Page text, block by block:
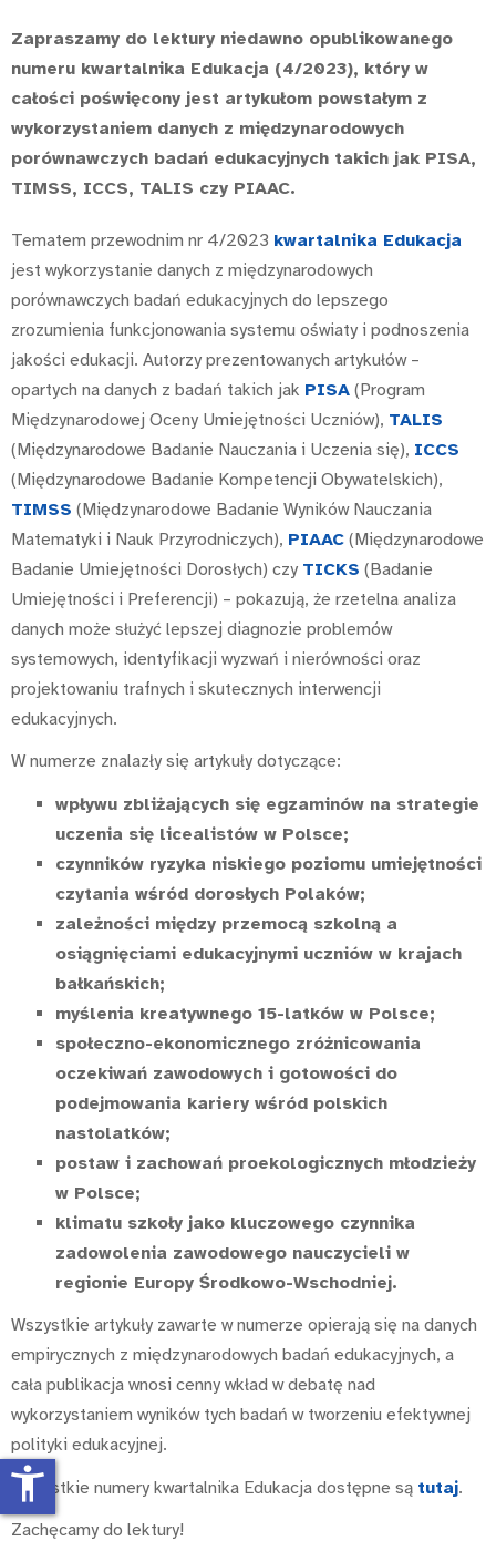
Zapraszamy do lektury niedawno opublikowanego
numeru kwartalnika Edukacja (4/2023), który w
całości poświęcony jest artykułom powstałym z
wykorzystaniem danych z międzynarodowych
porównawczych badań edukacyjnych takich jak PISA,
TIMSS, ICCS, TALIS czy PIAAC.
Tematem przewodnim nr 4/2023 kwartalnika Edukacja
jest wykorzystanie danych z międzynarodowych
porównawczych badań edukacyjnych do lepszego
zrozumienia funkcjonowania systemu oświaty i podnoszenia
jakości edukacji. Autorzy prezentowanych artykułów –
opartych na danych z badań takich jak PISA (Program
Międzynarodowej Oceny Umiejętności Uczniów), TALIS
(Międzynarodowe Badanie Nauczania i Uczenia się), ICCS
(Międzynarodowe Badanie Kompetencji Obywatelskich),
TIMSS (Międzynarodowe Badanie Wyników Nauczania
Matematyki i Nauk Przyrodniczych), PIAAC (Międzynarodowe
Badanie Umiejętności Dorosłych) czy TICKS (Badanie
Umiejętności i Preferencji) – pokazują, że rzetelna analiza
danych może służyć lepszej diagnozie problemów
systemowych, identyfikacji wyzwań i nierówności oraz
projektowaniu trafnych i skutecznych interwencji
edukacyjnych.
W numerze znalazły się artykuły dotyczące:
wpływu zbliżających się egzaminów na strategie
uczenia się licealistów w Polsce;
czynników ryzyka niskiego poziomu umiejętności
czytania wśród dorosłych Polaków;
zależności między przemocą szkolną a
osiągnięciami edukacyjnymi uczniów w krajach
bałkańskich;
myślenia kreatywnego 15-latków w Polsce;
społeczno-ekonomicznego zróżnicowania
oczekiwań zawodowych i gotowości do
podejmowania kariery wśród polskich
nastolatków;
postaw i zachowań proekologicznych młodzieży
w Polsce;
klimatu szkoły jako kluczowego czynnika
zadowolenia zawodowego nauczycieli w
regionie Europy Środkowo-Wschodniej.
Wszystkie artykuły zawarte w numerze opierają się na danych
empirycznych z międzynarodowych badań edukacyjnych, a
cała publikacja wnosi cenny wkład w debatę nad
wykorzystaniem wyników tych badań w tworzeniu efektywnej
polityki edukacyjnej.
Wszystkie numery kwartalnika Edukacja dostępne są tutaj.
Zachęcamy do lektury!
accessibility_new